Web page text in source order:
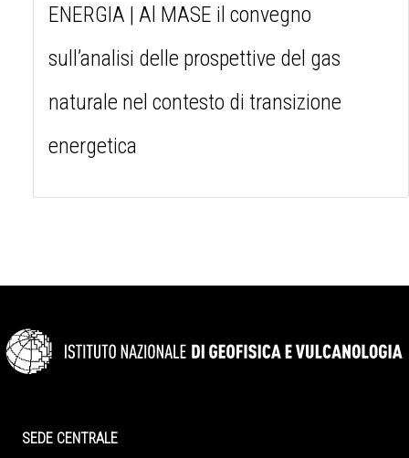
ENERGIA | Al MASE il convegno
sull’analisi delle prospettive del gas
naturale nel contesto di transizione
energetica
SEDE CENTRALE